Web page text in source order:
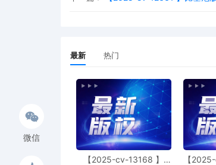
微信
最新 热门
【2025-cv-13168 】
【